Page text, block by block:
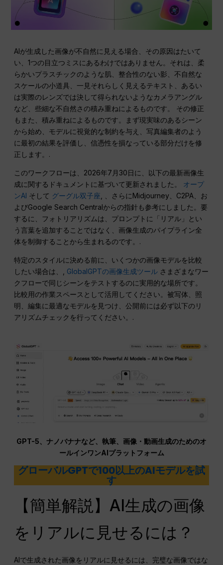
AIが生成した画像が不自然に見える場合、その原因はたいて
い、1つの目立つミスにあるわけではありません。それは、柔
らかいプラスチックのような肌、整合性のない影、不自然な
スケールの小道具、一見それらしく見えるテキスト、あるい
は実際のレンズでは決して得られないようなカメラアングル
など、些細な不自然さの積み重ねによるものです。 その修正
もまた、積み重ねによるものです。まず現実味のあるシーン
から始め、モデルに視覚的な制約を与え、写真編集者のよう
に最初の結果を評価し、信憑性を損なっている部分だけを修
正します。.
このワークフローは、2026年7月30日に、以下の最新画像生
成に関するドキュメントに基づいて更新されました。 オープ
ンAI そして グーグル双子座 , 、さらにMidjourney、C2PA、お
よびGoogle Search Centralからの指針も参考にしました。要
するに、フォトリアリズムは、プロンプトに「リアル」とい
う言葉を追加することではなく、画像生成のパイプライン全
体を制御することから生まれるのです。.
特定のスタイルに決める前に、いくつかの画像モデルを比較
したい場合は、, GlobalGPTの画像生成ツール さまざまなワー
クフローで同じシーンをテストするのに実用的な場所です。
比較用の作業スペースとして活用してください。被写体、照
明、編集に最適なモデルを見つけ、公開前には必ず以下のリ
アリズムチェックを行ってください。.
GPT-5、ナノバナナなど、執筆、画像・動画生成のためのオ
ールインワンAIプラットフォーム
グローバルGPTで100以上のAIモデルを試
す
【簡単解説】AI生成の画像
をリアルに見せるには？
AIで生成された画像をリアルに見せるには、完璧な画像ではな